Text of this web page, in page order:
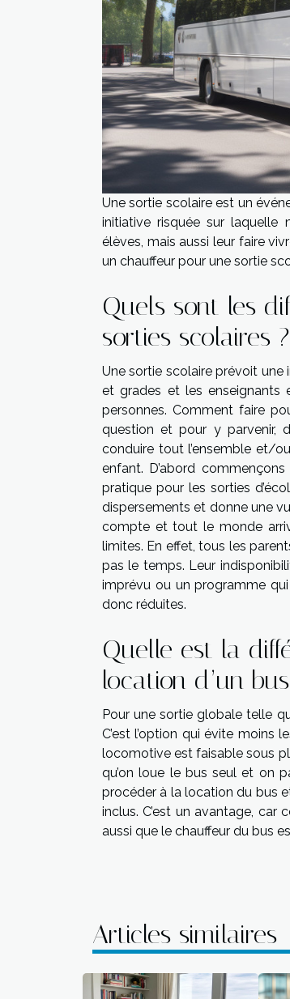
Une sortie scolaire est un
initiative risquée sur laquelle
élèves, mais aussi leur faire
un chauffeur pour une sortie
Quels sont les
sorties scolaires ?
Une sortie scolaire prévoit
et grades et les enseignants
personnes. Comment faire
question et pour y parvenir,
conduire tout l’ensemble et/
enfant. D’abord
pratique pour les sorties
dispersements et donne une
compte et tout le monde
limites. En effet, tous les
pas le temps. Leur
imprévu ou un programme
donc réduites.
Quelle est la
location d’un
Pour une sortie globale telle
C’est l’option qui évite
locomotive est faisable sous
qu’on loue le bus seul et on
procéder à la location du bus
inclus. C’est un avantage, car
aussi que le chauffeur du bus
Articles similaires